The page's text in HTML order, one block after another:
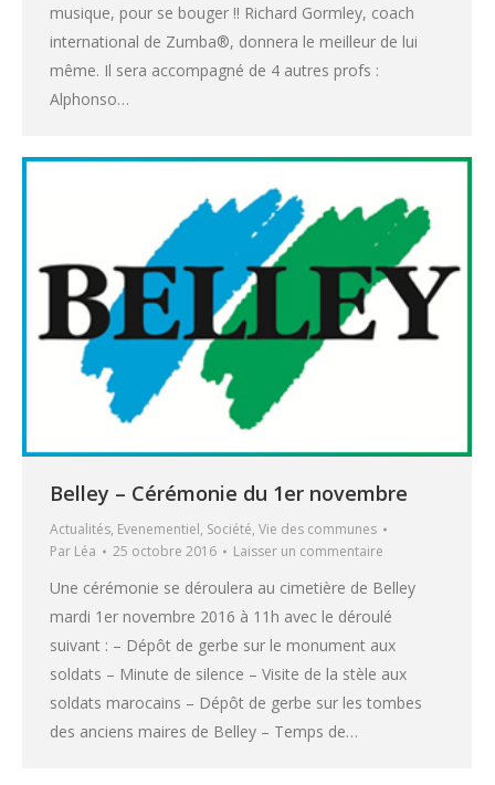
musique, pour se bouger !! Richard Gormley, coach
international de Zumba®, donnera le meilleur de lui
même. Il sera accompagné de 4 autres profs :
Alphonso…
Belley – Cérémonie du 1er novembre
Actualités, Evenementiel, Société, Vie des communes
Par Léa 25 octobre 2016 Laisser un commentaire
Une cérémonie se déroulera au cimetière de Belley
mardi 1er novembre 2016 à 11h avec le déroulé
suivant : – Dépôt de gerbe sur le monument aux
soldats – Minute de silence – Visite de la stèle aux
soldats marocains – Dépôt de gerbe sur les tombes
des anciens maires de Belley – Temps de…